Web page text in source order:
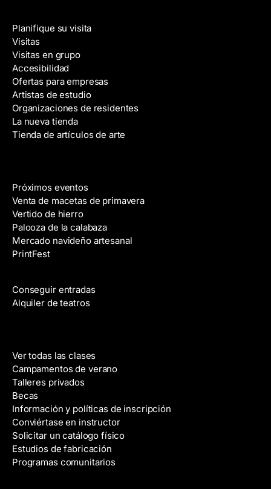
c
i
ó
n
d
e
c
o
r
e
l
e
c
t
r
i
c
Planifique su visita
Visitas
Visitas en grupo
Accesibilidad
Ofertas para empresas
Artistas de estudio
Organizaciones de residentes
La nueva tienda
Tienda de artículos de arte
Próximos eventos
Venta de macetas de primavera
Vertido de hierro
Palooza de la calabaza
Mercado navideño artesanal
PrintFest
Conseguir entradas
Alquiler de teatros
Ver todas las clases
Campamentos de verano
Talleres privados
Becas
Información y políticas de inscripción
Conviértase en instructor
Solicitar un catálogo físico
Estudios de fabricación
Programas comunitarios